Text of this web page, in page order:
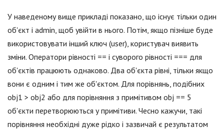
У наведеному вище прикладі показано, що існує тільки один
об'єкт і admin, щоб увійти в нього. Потім, якщо пізніше буде
використовувати інший ключ (user), користувач виявить
зміни. Оператори рівності == і суворого рівності === для
об'єктів працюють однаково. Два об'єкта рівні, тільки якщо
вони є одним і тим же об'єктом. Для порівнянь, подібних
obj1 > obj2 або для порівняння з примітивом obj == 5
об'єкти перетворюються у примітиви. Чесно кажучи, такі
порівняння необхідні дуже рідко і зазвичай є результатом